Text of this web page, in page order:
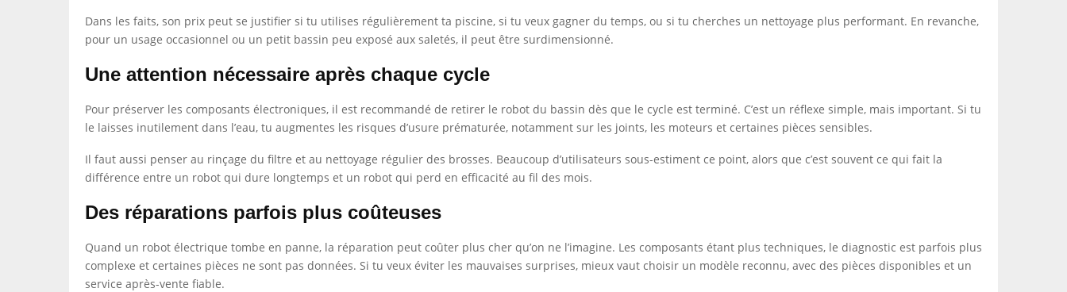
Dans les faits, son prix peut se justifier si tu utilises régulièrement ta piscine, si tu veux gagner du temps, ou si tu cherches un nettoyage plus performant. En revanche,
pour un usage occasionnel ou un petit bassin peu exposé aux saletés, il peut être surdimensionné.
Une attention nécessaire après chaque cycle
Pour préserver les composants électroniques, il est recommandé de retirer le robot du bassin dès que le cycle est terminé. C’est un réflexe simple, mais important. Si tu
le laisses inutilement dans l’eau, tu augmentes les risques d’usure prématurée, notamment sur les joints, les moteurs et certaines pièces sensibles.
Il faut aussi penser au rinçage du filtre et au nettoyage régulier des brosses. Beaucoup d’utilisateurs sous-estiment ce point, alors que c’est souvent ce qui fait la
différence entre un robot qui dure longtemps et un robot qui perd en efficacité au fil des mois.
Des réparations parfois plus coûteuses
Quand un robot électrique tombe en panne, la réparation peut coûter plus cher qu’on ne l’imagine. Les composants étant plus techniques, le diagnostic est parfois plus
complexe et certaines pièces ne sont pas données. Si tu veux éviter les mauvaises surprises, mieux vaut choisir un modèle reconnu, avec des pièces disponibles et un
service après-vente fiable.